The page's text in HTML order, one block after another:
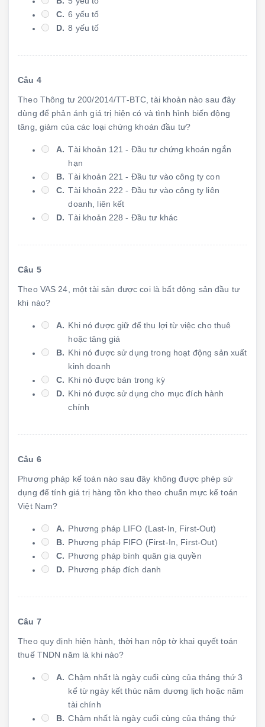
C. 6 yếu tố
D. 8 yếu tố
Câu 4
Theo Thông tư 200/2014/TT-BTC, tài khoản nào sau đây
dùng để phản ánh giá trị hiện có và tình hình biến động
tăng, giảm của các loại chứng khoán đầu tư?
A. Tài khoản 121 - Đầu tư chứng khoán ngắn
hạn
B. Tài khoản 221 - Đầu tư vào công ty con
C. Tài khoản 222 - Đầu tư vào công ty liên
doanh, liên kết
D. Tài khoản 228 - Đầu tư khác
Câu 5
Theo VAS 24, một tài sản được coi là bất động sản đầu tư
khi nào?
A. Khi nó được giữ để thu lợi từ việc cho thuê
hoặc tăng giá
B. Khi nó được sử dụng trong hoạt động sản xuất
kinh doanh
C. Khi nó được bán trong kỳ
D. Khi nó được sử dụng cho mục đích hành
chính
Câu 6
Phương pháp kế toán nào sau đây không được phép sử
dụng để tính giá trị hàng tồn kho theo chuẩn mực kế toán
Việt Nam?
A. Phương pháp LIFO (Last-In, First-Out)
B. Phương pháp FIFO (First-In, First-Out)
C. Phương pháp bình quân gia quyền
D. Phương pháp đích danh
Câu 7
Theo quy định hiện hành, thời hạn nộp tờ khai quyết toán
thuế TNDN năm là khi nào?
A. Chậm nhất là ngày cuối cùng của tháng thứ 3
kể từ ngày kết thúc năm dương lịch hoặc năm
tài chính
B. Chậm nhất là ngày cuối cùng của tháng thứ